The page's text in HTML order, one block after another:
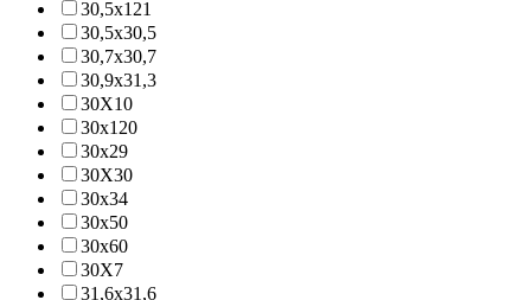
30,5x121
30,5x30,5
30,7x30,7
30,9x31,3
30X10
30x120
30x29
30X30
30x34
30x50
30x60
30X7
31,6x31,6